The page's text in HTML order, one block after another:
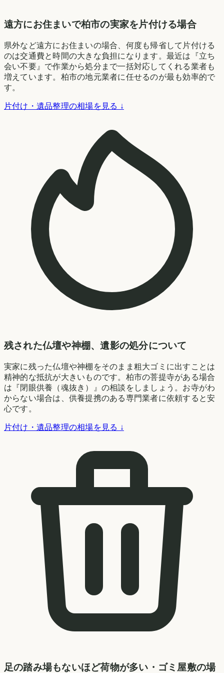
遠方にお住まいで柏市の実家を片付ける場合
県外など遠方にお住まいの場合、何度も帰省して片付ける
のは交通費と時間の大きな負担になります。最近は『立ち
会い不要』で作業から処分まで一括対応してくれる業者も
増えています。柏市の地元業者に任せるのが最も効率的で
す。
片付け・遺品整理の相場を見る ↓
残された仏壇や神棚、遺影の処分について
実家に残った仏壇や神棚をそのまま粗大ゴミに出すことは
精神的な抵抗が大きいものです。柏市の菩提寺がある場合
は『閉眼供養（魂抜き）』の相談をしましょう。お寺がわ
からない場合は、供養提携のある専門業者に依頼すると安
心です。
片付け・遺品整理の相場を見る ↓
足の踏み場もないほど荷物が多い・ゴミ屋敷の場